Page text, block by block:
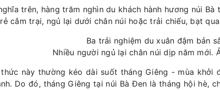
trên, hàng trăm nghìn du khách hành hương núi
cắm trại, ngủ lại dưới chân núi hoặc trải chiếu, bạt
Nhiều người ngủ lại chân núi dịp năm mới.
này thường kéo dài suốt tháng Giêng - mùa khởi
Do đó, tháng Giêng tại núi Bà Đen là tháng hội hè,